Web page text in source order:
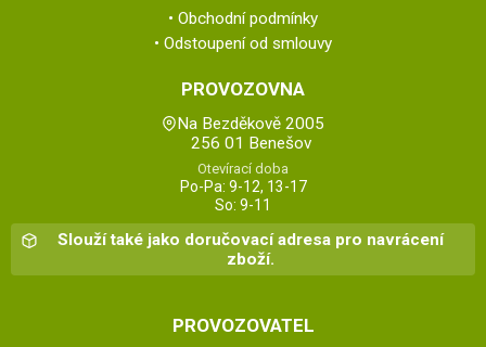
Obchodní podmínky
Odstoupení od smlouvy
PROVOZOVNA
Na Bezděkově 2005
256 01 Benešov
Otevírací doba
Po-Pa: 9-12, 13-17
So: 9-11
Slouží také jako doručovací adresa pro navrácení
zboží.
PROVOZOVATEL